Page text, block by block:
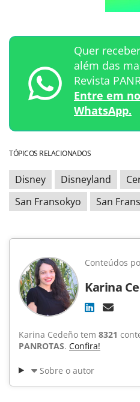
Quer
além das
Revista
Entre em
WhatsApp.
TÓPICOS RELACIONADOS
Disney Disneyland
San Fransokyo
San
Conteúdos
Karina
Karina Cedeño tem 8321
PANROTAS. Confira!
Sobre o autor